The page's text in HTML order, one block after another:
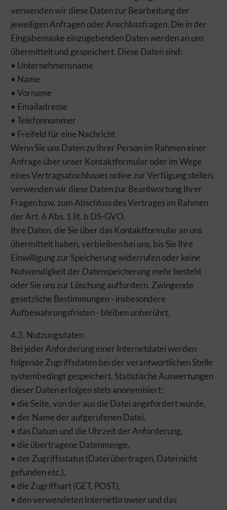
verwenden wir diese Daten zur Bearbeitung der
jeweiligen Anfragen oder Anschlussfragen. Die in der
Eingabemaske einzugebenden Daten werden an uns
übermittelt und gespeichert. Diese Daten sind:
• Unternehmensname
• Name
• Vorname
• Emailadresse
• Telefonnummer
• Freifeld für eine Nachricht
Wenn Sie uns Daten zu Ihrer Person im Rahmen einer
Anfrage über unser Kontaktformular oder im Wege
eines Vertragsabschlusses online zur Verfügung stellen,
verwenden wir diese Daten zur Beantwortung Ihrer
Fragen bzw. zum Abschluss des Vertrages im Rahmen
der Art. 6 Abs. 1 lit. b DS-GVO.
Ihre Daten, die Sie über das Kontaktformular an uns
übermittelt haben, verbleiben bei uns, bis Sie Ihre
Einwilligung zur Speicherung widerrufen oder keine
Notwendigkeit der Datenspeicherung mehr besteht
oder Sie uns zur Löschung auffordern. Zwingende
gesetzliche Bestimmungen - insbesondere
Aufbewahrungsfristen - bleiben unberührt.
4.3. Nutzungsdaten
Bei jeder Anforderung einer Internetdatei werden
folgende Zugriffsdaten bei der verantwortlichen Stelle
systembedingt gespeichert. Statistische Auswertungen
dieser Daten erfolgen stets anonymisiert:
• die Seite, von der aus die Datei angefordert wurde,
• der Name der aufgerufenen Datei,
• das Datum und die Uhrzeit der Anforderung,
• die übertragene Datenmenge,
• der Zugriffsstatus (Datei übertragen, Datei nicht
gefunden etc.),
• die Zugriffsart (GET, POST),
• den verwendeten Internetbrowser und das